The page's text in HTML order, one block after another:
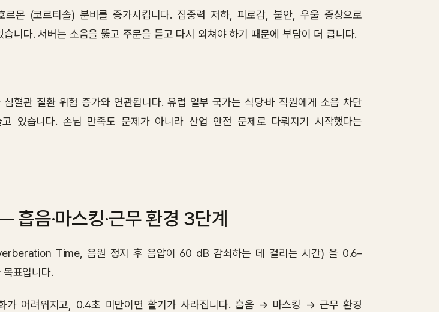
몬 (코르티솔) 분비를 증가시킵니다. 집중력 저하, 피로감, 불안, 우울 증상으로
니다. 서버는 소음을 뚫고 주문을 듣고 다시 외쳐야 하기 때문에 부담이 더 큽니다.
혈관 질환 위험 증가와 연관됩니다. 유럽 일부 국가는 식당·바 직원에게 소음 차단
있습니다. 손님 만족도 문제가 아니라 산업 안전 문제로 다뤄지기 시작했다는
흡음·마스킹·근무 환경 3단계
Time, 음원 정지 후 음압이 60 dB 감쇠하는 데 걸리는 시간) 을 0.6–
표입니다.
가 어려워지고, 0.4초 미만이면 활기가 사라집니다. 흡음 → 마스킹 → 근무 환경